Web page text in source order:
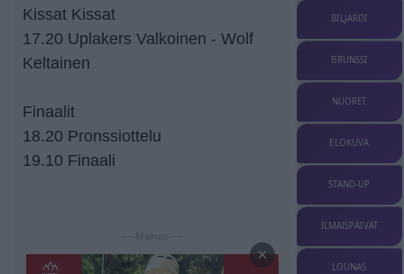
Kissat Kissat
17.20 Uplakers Valkoinen - Wolf
Keltainen
Finaalit
18.20 Pronssiottelu
19.10 Finaali
— Mainos —
×
BILJARDI
BRUNSSI
NUORET
ELOKUVA
STAND-UP
ILMAISPÄIVÄT
LOUNAS